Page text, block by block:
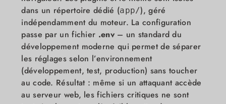
dans un répertoire dédié (app/), géré
indépendamment du moteur. La configuration
passe par un fichier .env– un standard du
développement moderne qui permet de séparer
les réglages selon l’environnement
(développement, test, production) sans toucher
au code. Résultat : même si un attaquant accède
au serveur web, les fichiers critiques ne sont